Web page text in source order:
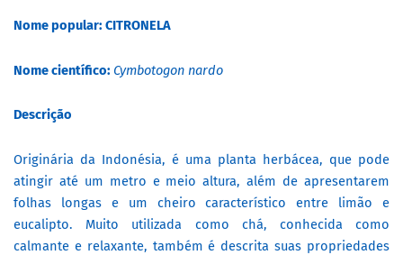
Nome popular: CITRONELA
Nome científico: Cymbotogon nardo
Descrição
Originária da Indonésia, é uma planta herbácea, que pode
atingir até um metro e meio altura, além de apresentarem
folhas longas e um cheiro característico entre limão e
eucalipto. Muito utilizada como chá, conhecida como
calmante e relaxante, também é descrita suas propriedades